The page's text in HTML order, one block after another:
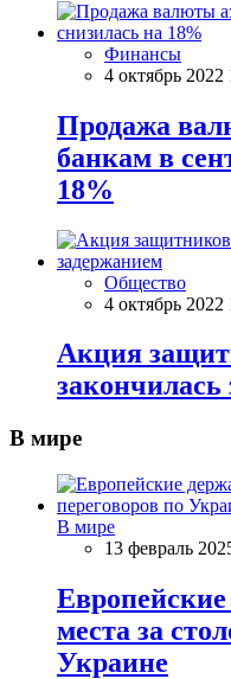
Финансы
4 октябрь 2022
Продажа
банкам в
18%
Общество
4 октябрь 2022
Акция
В мире
В мире
13 февраль
места за
Украине